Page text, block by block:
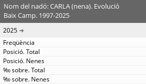
Nom del nadó: CARLA (nena). Evolució
Baix Camp. 1997-2025
2025